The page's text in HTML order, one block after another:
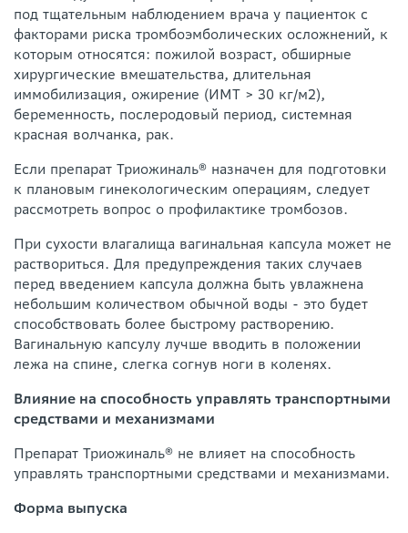
под тщательным наблюдением врача у пациенток с
факторами риска тромбоэмболических осложнений, к
которым относятся: пожилой возраст, обширные
хирургические вмешательства, длительная
иммобилизация, ожирение (ИМТ > 30 кг/м2),
беременность, послеродовый период, системная
красная волчанка, рак.
Если препарат Триожиналь® назначен для подготовки
к плановым гинекологическим операциям, следует
рассмотреть вопрос о профилактике тромбозов.
При сухости влагалища вагинальная капсула может не
раствориться. Для предупреждения таких случаев
перед введением капсула должна быть увлажнена
небольшим количеством обычной воды - это будет
способствовать более быстрому растворению.
Вагинальную капсулу лучше вводить в положении
лежа на спине, слегка согнув ноги в коленях.
Влияние на способность управлять транспортными
средствами и механизмами
Препарат Триожиналь® не влияет на способность
управлять транспортными средствами и механизмами.
Форма выпуска